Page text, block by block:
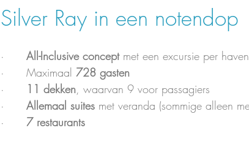
Silver Ray in een notendop
· All-Inclusive concept met een excursie per
·      Maximaal 728 gasten
·
11 dekken, waarvan 9 voor passagiers
· Allemaal suites met veranda (sommige alleen
· 7 restaurants